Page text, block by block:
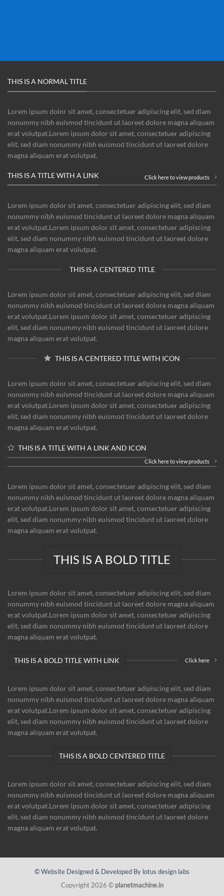
THIS IS A NORMAL TITLE
Lorem ipsum dolor sit amet, consectetuer adipiscing elit, sed diam
nonummy nibh euismod tincidunt ut laoreet dolore magna aliquam
erat volutpat.Lorem ipsum dolor sit amet, consectetuer adipiscing
elit, sed diam nonummy nibh euismod tincidunt ut laoreet dolore
magna aliquam erat volutpat.
THIS IS A TITLE WITH A LINK Click here to view products
Lorem ipsum dolor sit amet, consectetuer adipiscing elit, sed diam
nonummy nibh euismod tincidunt ut laoreet dolore magna aliquam
erat volutpat.Lorem ipsum dolor sit amet, consectetuer adipiscing
elit, sed diam nonummy nibh euismod tincidunt ut laoreet dolore
magna aliquam erat volutpat.
THIS IS A CENTERED TITLE
Lorem ipsum dolor sit amet, consectetuer adipiscing elit, sed diam
nonummy nibh euismod tincidunt ut laoreet dolore magna aliquam
erat volutpat.Lorem ipsum dolor sit amet, consectetuer adipiscing
elit, sed diam nonummy nibh euismod tincidunt ut laoreet dolore
magna aliquam erat volutpat.
THIS IS A CENTERED TITLE WITH ICON
Lorem ipsum dolor sit amet, consectetuer adipiscing elit, sed diam
nonummy nibh euismod tincidunt ut laoreet dolore magna aliquam
erat volutpat.Lorem ipsum dolor sit amet, consectetuer adipiscing
elit, sed diam nonummy nibh euismod tincidunt ut laoreet dolore
magna aliquam erat volutpat.
THIS IS A TITLE WITH A LINK AND ICON
Click here to view products
Lorem ipsum dolor sit amet, consectetuer adipiscing elit, sed diam
nonummy nibh euismod tincidunt ut laoreet dolore magna aliquam
erat volutpat.Lorem ipsum dolor sit amet, consectetuer adipiscing
elit, sed diam nonummy nibh euismod tincidunt ut laoreet dolore
magna aliquam erat volutpat.
THIS IS A BOLD TITLE
Lorem ipsum dolor sit amet, consectetuer adipiscing elit, sed diam
nonummy nibh euismod tincidunt ut laoreet dolore magna aliquam
erat volutpat.Lorem ipsum dolor sit amet, consectetuer adipiscing
elit, sed diam nonummy nibh euismod tincidunt ut laoreet dolore
magna aliquam erat volutpat.
THIS IS A BOLD TITLE WITH LINK Click here
Lorem ipsum dolor sit amet, consectetuer adipiscing elit, sed diam
nonummy nibh euismod tincidunt ut laoreet dolore magna aliquam
erat volutpat.Lorem ipsum dolor sit amet, consectetuer adipiscing
elit, sed diam nonummy nibh euismod tincidunt ut laoreet dolore
magna aliquam erat volutpat.
THIS IS A BOLD CENTERED TITLE
Lorem ipsum dolor sit amet, consectetuer adipiscing elit, sed diam
nonummy nibh euismod tincidunt ut laoreet dolore magna aliquam
erat volutpat.Lorem ipsum dolor sit amet, consectetuer adipiscing
elit, sed diam nonummy nibh euismod tincidunt ut laoreet dolore
magna aliquam erat volutpat.
© Website Designed & Developed By lotus design labs
Copyright 2026 © planetmachine.in